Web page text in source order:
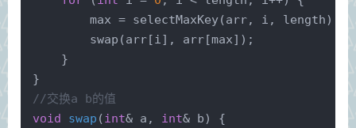
        max =
selectMaxKey(arr, i, length);
swap (arr[i], arr[max]);
    }
}
//交换a b的值
void
swap (int& a, int& b)
{